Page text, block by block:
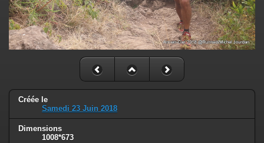
Créée le
Samedi 23 Juin 2018
Dimensions
1008*673